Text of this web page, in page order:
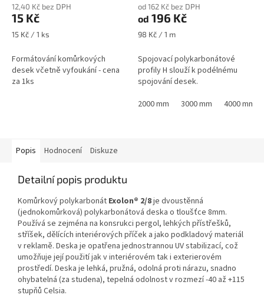
12,40 Kč bez DPH
15 Kč
Měrná
15 Kč / 1 ks
Formátování komůrkových
desek včetně vyfoukání - cena
za 1ks
od 162 Kč bez DPH
od 196 Kč
Měrná
98 Kč / 1 m
Spojovací polykarbonátové
profily H slouží k podélnému
spojování desek.
2000 mm
3000 mm 4000 mm
Popis Hodnocení Diskuze
Detailní popis produktu
Komůrkový polykarbonát Exolon® 2/8je dvoustěnná
(jednokomůrková) polykarbonátová deska o tloušťce 8mm.
Používá se zejména na konsrukci pergol, lehkých přístřešků,
stříšek, dělících interiérových příček a jako podkladový materiál
v reklamě. Deska je opatřena jednostrannou UV stabilizací, což
umožňuje její použití jak v interiérovém tak i exterierovém
prostředí. Deska je lehká, pružná, odolná proti nárazu, snadno
ohybatelná (za studena), tepelná odolnost v rozmezí -40 až +115
stupňů Celsia.